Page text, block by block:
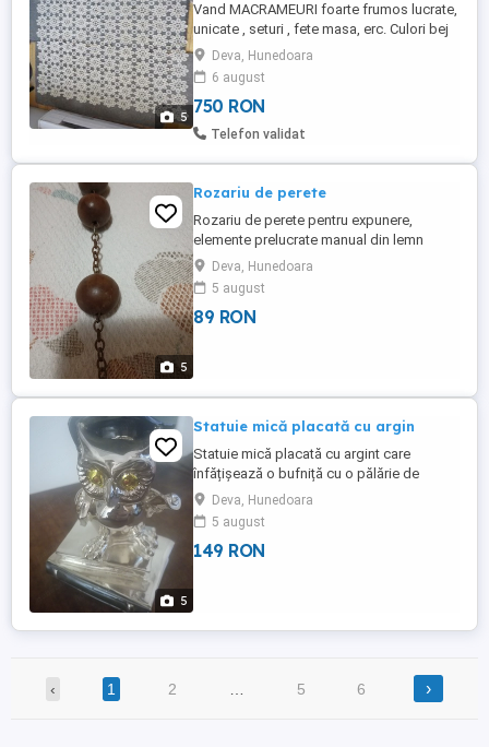
5
Vand MACRAMEURI foarte frumos lucrate,
unicate , seturi , fete masa, erc. Culori bej
sau asortate. pret diferit pentru fiecare in
parte. contact: , Whats App.
Deva, Hunedoara
6 august
750 RON
Telefon validat
5
Rozariu de perete
Rozariu de perete pentru expunere,
elemente prelucrate manual din lemn
masiv dispuse pe siraguri din fier, scrie pe
el "Jerusalem", probabil souvenir din Tara
Sfanta, aproximativ din anii 70, lungime
totala 130 cm. De ridicat numai in Deva.
Deva, Hunedoara
5 august
89 RON
5
Statuie mică placată cu argin
Statuie mică placată cu argint care
înfățișează o bufniță cu o pălărie de
absolvent. Inaltime aproximativ 10 cm.
Cadoul perfect pentru absolvire sau
diploma. De ridicat numai in Deva.
Deva, Hunedoara
5 august
149 RON
‹ 1 2 5 6 ›